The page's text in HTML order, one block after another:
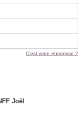
C'est votre entreprise ?
Joël